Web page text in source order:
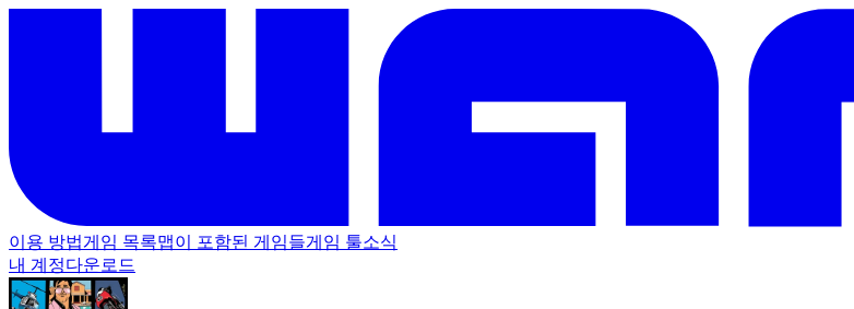
이용 방법게임 목록맵이 포함된 게임들게임 툴소식
내 계정다운로드